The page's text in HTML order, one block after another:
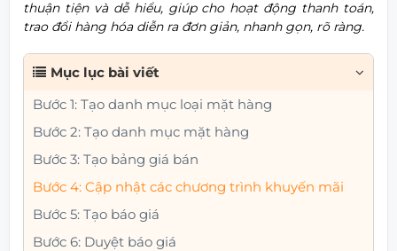
thuận tiện và dễ hiểu, giúp cho hoạt động thanh toán,
trao đổi hàng hóa diễn ra đơn giản, nhanh gọn, rõ ràng.
Mục lục bài viết
Bước 1: Tạo danh mục loại mặt hàng
Bước 2: Tạo danh mục mặt hàng
Bước 3: Tạo bảng giá bán
Bước 4: Cập nhật các chương trình khuyến mãi
Bước 5: Tạo báo giá
Bước 6: Duyệt báo giá